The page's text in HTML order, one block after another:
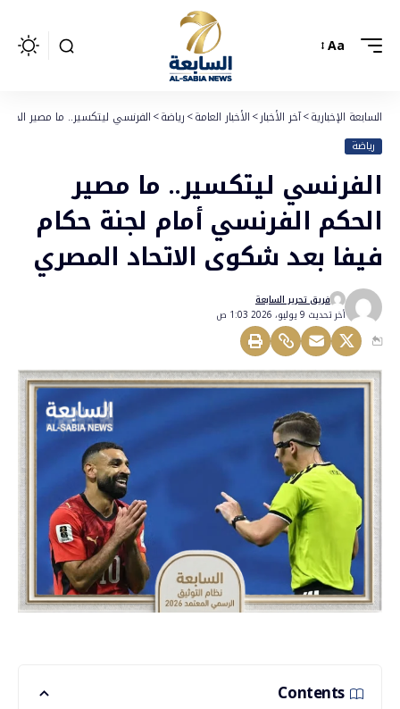
Aa
السابعة الإخبارية>آخر الأخبار>الأخبار العامة>رياضة>الفرنسي ليتكسير.. ما مصير
رياضة
الفرنسي ليتكسير.. ما مصير
الحكم الفرنسي أمام لجنة حكام
فيفا بعد شكوى الاتحاد المصري
أخر تحديث 9 يوليو، 2026 1:03 ص
فريق تحرير السابعة
Contents